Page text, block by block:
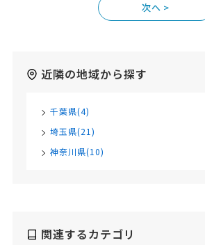
>
近隣の地域から探す
千葉県(4)
埼玉県(21)
神奈川県(10)
関連するカテゴリ